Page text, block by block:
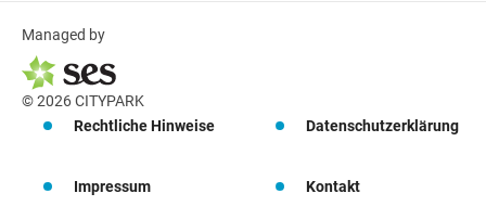
Managed by
© 2026 CITYPARK
Rechtliche Hinweise
Datenschutzerklärung
Impressum Kontakt